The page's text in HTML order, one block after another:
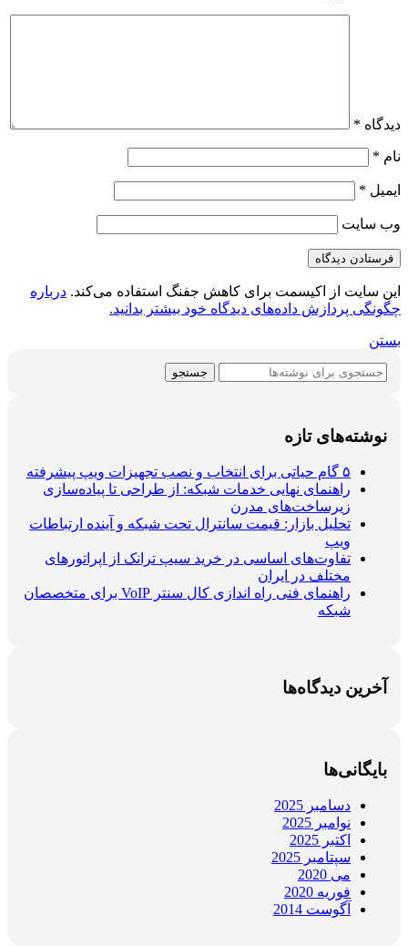
دیدگاه *
نام *
ایمیل *
وب‌ سایت
این سایت از اکیسمت برای کاهش جفنگ استفاده می‌کند. درباره
چگونگی پردازش داده‌های دیدگاه خود بیشتر بدانید.
بستن
جستجو
نوشته‌های تازه
۵ گام حیاتی برای انتخاب و نصب تجهیزات ویپ پیشرفته
راهنمای نهایی خدمات شبکه: از طراحی تا پیاده‌سازی
زیرساخت‌های مدرن
تحلیل بازار: قیمت سانترال تحت شبکه و آینده ارتباطات
ویپ
تفاوت‌های اساسی در خرید سیپ ترانک از اپراتورهای
مختلف در ایران
راهنمای فنی راه اندازی کال سنتر VoIP برای متخصصان
شبکه
آخرین دیدگاه‌ها
بایگانی‌ها
دسامبر 2025
نوامبر 2025
اکتبر 2025
سپتامبر 2025
می 2020
فوریه 2020
آگوست 2014